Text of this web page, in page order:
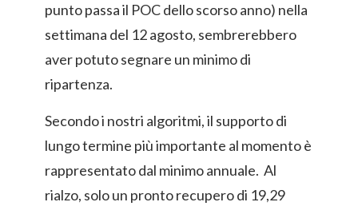
punto passa il POC dello scorso anno) nella
settimana del 12 agosto, sembrerebbero
aver potuto segnare un minimo di
ripartenza.
Secondo i nostri algoritmi, il supporto di
lungo termine più importante al momento è
rappresentato dal minimo annuale. Al
rialzo, solo un pronto recupero di 19,29